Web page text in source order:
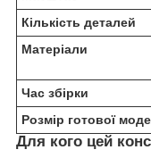
Кількість деталей
Матеріали
Час збірки
Розмір готової
Для кого цей